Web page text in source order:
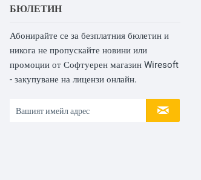
БЮЛЕТИН
Абонирайте се за безплатния бюлетин и
никога не пропускайте новини или
промоции от Софтуерен магазин Wiresoft
- закупуване на лицензи онлайн.